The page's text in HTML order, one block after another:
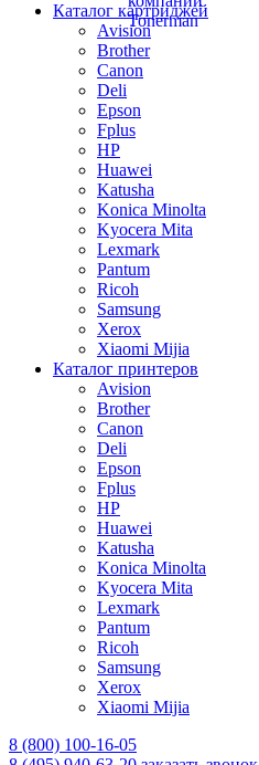
Каталог картриджей
Avision
Brother
Canon
Deli
Epson
Fplus
HP
Huawei
Katusha
Konica Minolta
Kyocera Mita
Lexmark
Pantum
Ricoh
Samsung
Xerox
Xiaomi Mijia
Каталог принтеров
Avision
Brother
Canon
Deli
Epson
Fplus
HP
Huawei
Katusha
Konica Minolta
Kyocera Mita
Lexmark
Pantum
Ricoh
Samsung
Xerox
Xiaomi Mijia
8 (800) 100-16-05